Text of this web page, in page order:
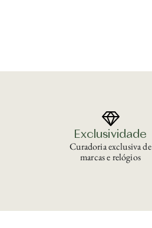
Exclusividade
Curadoria exclusiva de
marcas e relógios